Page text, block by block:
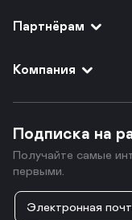
Партнёрам
Компания
Подписка на
Получайте самые
первыми.